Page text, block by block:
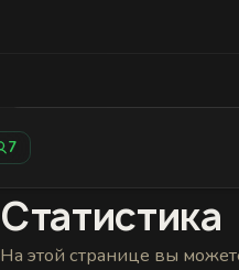
7
Статистика
На этой странице вы